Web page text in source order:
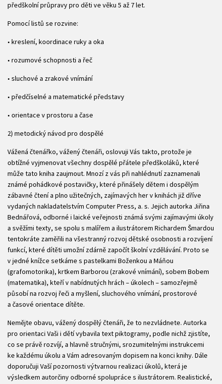
předškolní průpravy pro děti ve věku 5 až 7 let.
Pomocí listů se rozvine:
• kreslení, koordinace ruky a oka
• rozumové schopnosti a řeč
• sluchové a zrakové vnímání
• předčíselné a matematické představy
• orientace v prostoru a čase
2) metodický návod pro dospělé
Vážená čtenářko, vážený čtenáři, oslovuji Vás takto, protože je
obtížné vyjmenovat všechny dospělé přátele předškoláků, které
může tato kniha zaujmout. Mnozí z vás při nahlédnutí zaznamenali
známé pohádkové postavičky, které přinášely dětem i dospělým
zábavné čtení a plno užitečných, zajímavých her v knihách již dříve
vydaných nakladatelstvím Computer Press, a. s. Jejich autorka Jiřina
Bednářová, odborné i laické veřejnosti známá svými zajímavými úkoly
a svěžími texty, se spolu s malířem a ilustrátorem Richardem Šmardou
tentokráte zaměřili na všestranný rozvoj dětské osobnosti a rozvíjení
funkcí, které dítěti umožní zdárně započít školní vzdělávání. Proto se
v jedné knížce setkáme s pastelkami Boženkou a Máňou
(grafomotorika), krtkem Barborou (zrakové vnímání), sobem Bobem
(matematika), kteří v nabídnutých hrách – úkolech – samozřejmě
působí na rozvoj řeči a myšlení, sluchového vnímání, prostorové
a časové orientace dítěte.
Nemějte obavu, vážený dospělý čtenáři, že to nezvládnete. Autorka
pro orientaci Vaši i dětí vybavila text piktogramy, podle nichž zjistíte,
co se právě rozvíjí, a hlavně stručnými, srozumitelnými instrukcemi
ke každému úkolu a Vám adresovaným dopisem na konci knihy. Dále
doporučuji Vaší pozornosti výtvarnou realizaci úkolů, která je
výsledkem autorčiny odborné spolupráce s ilustrátorem. Realistické,